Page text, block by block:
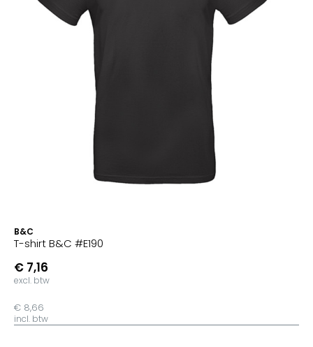
B&C
T-shirt B&C #E190
€ 7,16
excl. btw
€ 8,66
incl. btw